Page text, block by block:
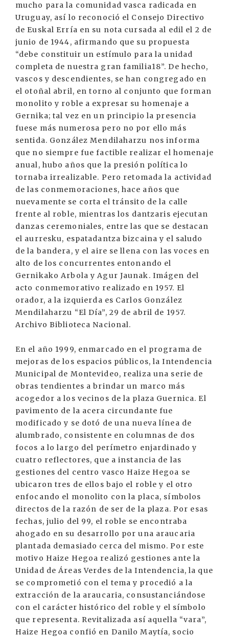
mucho para la comunidad vasca radicada en
Uruguay, así lo reconoció el Consejo Directivo
de Euskal Erría en su nota cursada al edil el 2 de
junio de 1944, afirmando que su propuesta
“debe constituir un estímulo para la unidad
completa de nuestra gran familia18”. De hecho,
vascos y descendientes, se han congregado en
el otoñal abril, en torno al conjunto que forman
monolito y roble a expresar su homenaje a
Gernika; tal vez en un principio la presencia
fuese más numerosa pero no por ello más
sentida. González Mendilaharzu nos informa
que no siempre fue factible realizar el homenaje
anual, hubo años que la presión política lo
tornaba irrealizable. Pero retomada la actividad
de las conmemoraciones, hace años que
nuevamente se corta el tránsito de la calle
frente al roble, mientras los dantzaris ejecutan
danzas ceremoniales, entre las que se destacan
el aurresku, espatadantza bizcaina y el saludo
de la bandera, y el aire se llena con las voces en
alto de los concurrentes entonando el
Gernikako Arbola y Agur Jaunak. Imágen del
acto conmemorativo realizado en 1957. El
orador, a la izquierda es Carlos González
Mendilaharzu “El Día”, 29 de abril de 1957.
Archivo Biblioteca Nacional.
En el año 1999, enmarcado en el programa de
mejoras de los espacios públicos, la Intendencia
Municipal de Montevideo, realiza una serie de
obras tendientes a brindar un marco más
acogedor a los vecinos de la plaza Guernica. El
pavimento de la acera circundante fue
modificado y se dotó de una nueva línea de
alumbrado, consistente en columnas de dos
focos a lo largo del perímetro enjardinado y
cuatro reflectores, que a instancia de las
gestiones del centro vasco Haize Hegoa se
ubicaron tres de ellos bajo el roble y el otro
enfocando el monolito con la placa, símbolos
directos de la razón de ser de la plaza. Por esas
fechas, julio del 99, el roble se encontraba
ahogado en su desarrollo por una araucaria
plantada demasiado cerca del mismo. Por este
motivo Haize Hegoa realizó gestiones ante la
Unidad de Áreas Verdes de la Intendencia, la que
se comprometió con el tema y procedió a la
extracción de la araucaria, consustanciándose
con el carácter histórico del roble y el símbolo
que representa. Revitalizada así aquella “vara”,
Haize Hegoa confió en Danilo Maytía, socio